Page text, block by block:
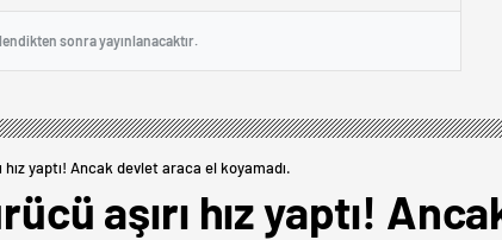
sonra yayınlanacaktır.
hız yaptı! Ancak devlet araca el koyamadı.
aşırı hız yaptı!